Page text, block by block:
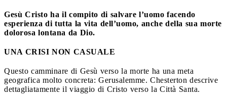
Gesù Cristo ha il compito di salvare l’uomo facendo
esperienza di tutta la vita dell’uomo, anche della sua morte
dolorosa lontana da Dio.
UNA CRISI NON CASUALE
Questo camminare di Gesù verso la morte ha una meta
geografica molto concreta: Gerusalemme. Chesterton descrive
dettagliatamente il viaggio di Cristo verso la Città Santa.